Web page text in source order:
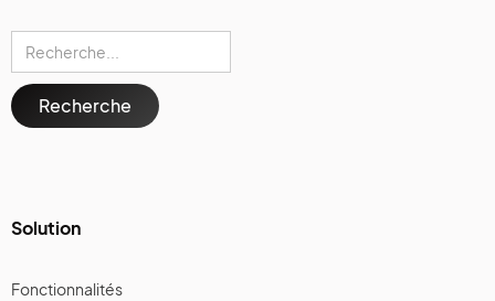
Solution
Fonctionnalités